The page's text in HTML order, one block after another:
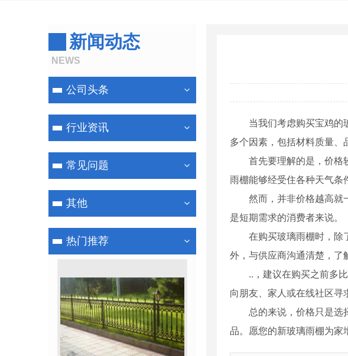
新闻动态
NEWS
公司头条
行业资讯
常见问题
其他
热门推荐
当我们考虑购买宝鸡的
多个因素，包括材料质量、
首先要理解的是，价格
雨棚能够经受住各种天气条
然而，并非价格越高就
是短期需求的消费者来说。
在购买玻璃雨棚时，除
外，与供应商沟通清楚，了
..，建议在购买之前多
向朋友、家人或在线社区寻
总的来说，价格只是选
品。愿您的新玻璃雨棚为家